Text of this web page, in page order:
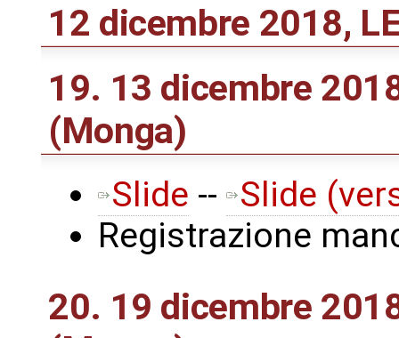
12 dicembre 2018,
19. 13 dicembre
(Monga)
Slide --
Slide
Registrazione
20. 19 dicembre